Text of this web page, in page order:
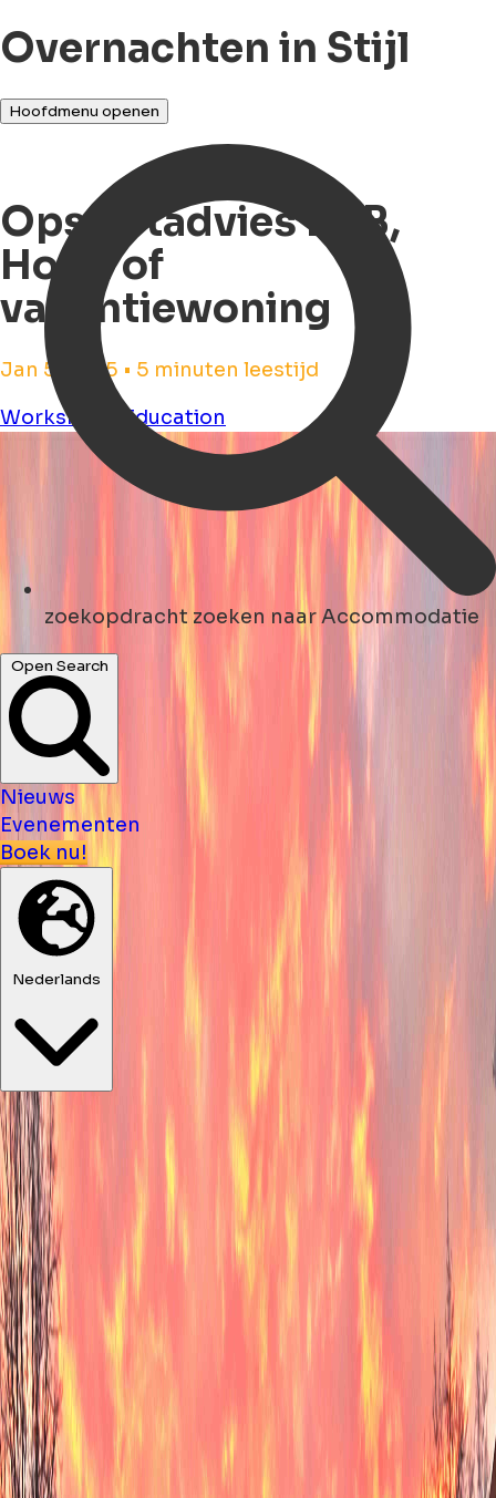
Overnachten in Stijl
Hoofdmenu openen
zoekopdracht zoeken naar Accommodatie
Open Search
Nieuws
Evenementen
Boek nu!
Nederlands
Opstartadvies B&B,
Hotel of
vakantiewoning
Jan 5, 2025 • 5 minuten leestijd
Workshops
Education